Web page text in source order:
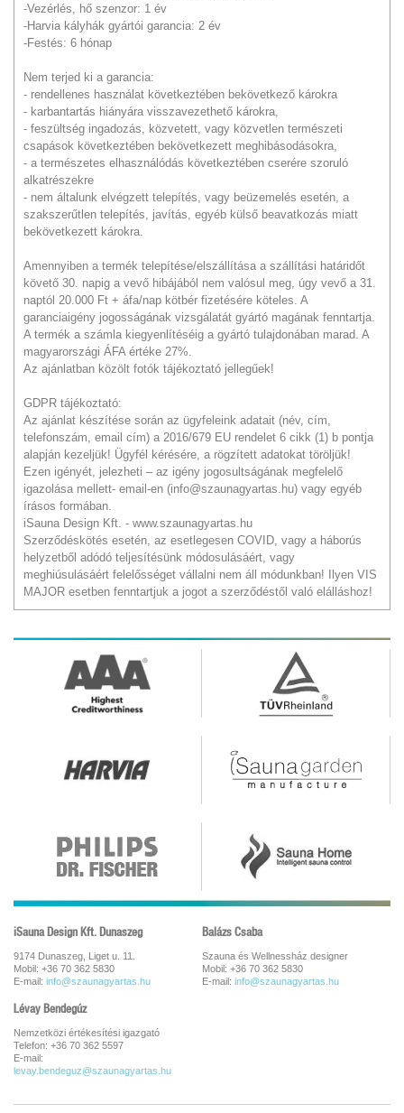
-Vezérlés, hő szenzor: 1 év
-Harvia kályhák gyártói garancia: 2 év
-Festés: 6 hónap
Nem terjed ki a garancia:
- rendellenes használat következtében bekövetkező károkra
- karbantartás hiányára visszavezethető károkra,
- feszültség ingadozás, közvetett, vagy közvetlen természeti
csapások következtében bekövetkezett meghibásodásokra,
- a természetes elhasználódás következtében cserére szoruló
alkatrészekre
- nem általunk elvégzett telepítés, vagy beüzemelés esetén, a
szakszerűtlen telepítés, javítás, egyéb külső beavatkozás miatt
bekövetkezett károkra.
Amennyiben a termék telepítése/elszállítása a szállítási határidőt
követő 30. napig a vevő hibájából nem valósul meg, úgy vevő a 31.
naptól 20.000 Ft + áfa/nap kötbér fizetésére köteles. A
garanciaigény jogosságának vizsgálatát gyártó magának fenntartja.
A termék a számla kiegyenlítéséig a gyártó tulajdonában marad. A
magyarországi ÁFA értéke 27%.
Az ajánlatban közölt fotók tájékoztató jellegűek!
GDPR tájékoztató:
Az ajánlat készítése során az ügyfeleink adatait (név, cím,
telefonszám, email cím) a 2016/679 EU rendelet 6 cikk (1) b pontja
alapján kezeljük! Ügyfél kérésére, a rögzített adatokat töröljük!
Ezen igényét, jelezheti – az igény jogosultságának megfelelő
igazolása mellett- email-en (info@szaunagyartas.hu) vagy egyéb
írásos formában.
iSauna Design Kft. - www.szaunagyartas.hu
Szerződéskötés esetén, az esetlegesen COVID, vagy a háborús
helyzetből adódó teljesítésünk módosulásáért, vagy
meghiúsulásáért felelősséget vállalni nem áll módunkban! Ilyen VIS
MAJOR esetben fenntartjuk a jogot a szerződéstől való elálláshoz!
iSauna Design Kft. Dunaszeg
9174 Dunaszeg, Liget u. 11.
Mobil: +36 70 362 5830
E-mail: info@szaunagyartas.hu
Balázs Csaba
Szauna és Wellnessház designer
Mobil: +36 70 362 5830
E-mail: info@szaunagyartas.hu
Lévay Bendegúz
Nemzetközi értékesítési igazgató
Telefon: +36 70 362 5597
E-mail:
levay.bendeguz@szaunagyartas.hu